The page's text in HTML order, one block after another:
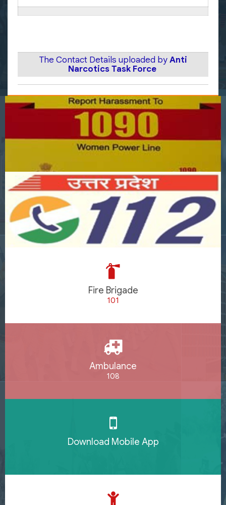
The Contact Details uploaded byAnti
Narcotics Task Force
Fire Brigade
101
Ambulance
108
Download Mobile App